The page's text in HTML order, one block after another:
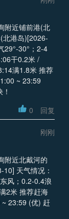
附近铺前港(北
北港岛)[2026-
29°-30°；2-4
干0.2米 /
满1.8米 推荐
~ 23:59
0 回复
刚刚
附近北戴河的
天气情况：
风；0.2-0.4浪
2米 推荐赶海
23:59 (优) 赶